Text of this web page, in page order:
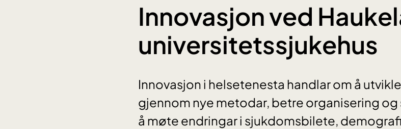
Innovasjon ved
universitetssjukehus
Innovasjon i helsetenesta handlar om å
gjennom nye metodar, betre organisering
å møte endringar i sjukdomsbilete,